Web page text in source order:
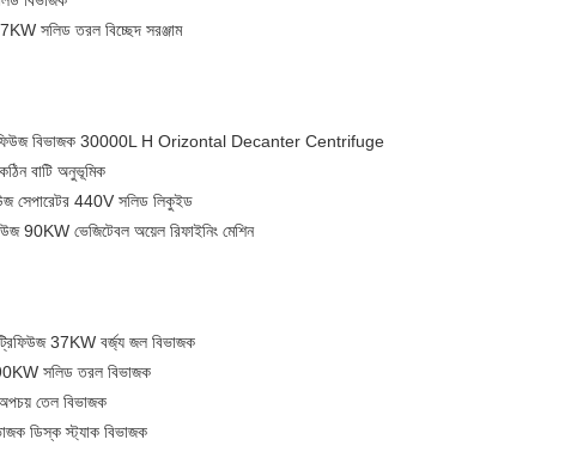
সলিড তরল বিচ্ছেদ সরঞ্জাম
বিভাজক 30000L H Orizontal Decanter Centrifuge
বাটি অনুভূমিক
সেপারেটর 440V সলিড লিকুইড
90KW ভেজিটেবল অয়েল রিফাইনিং মেশিন
37KW বর্জ্য জল বিভাজক
সলিড তরল বিভাজক
তেল বিভাজক
ডিস্ক স্ট্যাক বিভাজক